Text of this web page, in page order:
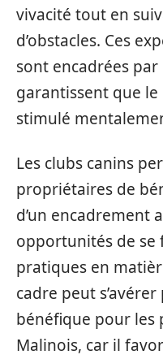
vivacité tout en
d’obstacles. Ces
sont encadrées
garantissent que
stimulé
Les clubs canins
propriétaires de
d’un encadrement
opportunités de
pratiques en
cadre peut
bénéfique pour les
Malinois, car il